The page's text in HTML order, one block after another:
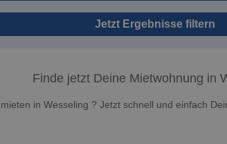
Jetzt Ergebnisse filtern
Finde jetzt Deine Mietwohnung in
in Wesseling ? Jetzt schnell und einfach